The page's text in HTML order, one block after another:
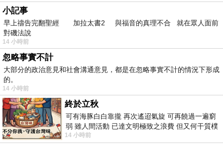
小記事
早上禱告完翻聖經 加拉太書2 與福音的真理不合 就在眾人面前
對磯法說
14 小時前
忽略事實不計
大部分的政治意見和社會溝通意見，都是在忽略事實不計的情況下形成
的。
14 小時前
終於立秋
可有海豚白白靠攏 再次遙迢氣旋 可再饒過一遍窮
弱 雖人間活動 已達文明極致之浪費 但又何干質樸
者 只能白白陪葬
14 小時前